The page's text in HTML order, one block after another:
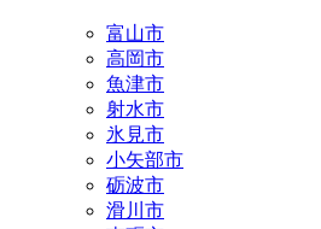
富山市
高岡市
魚津市
射水市
氷見市
小矢部市
砺波市
滑川市